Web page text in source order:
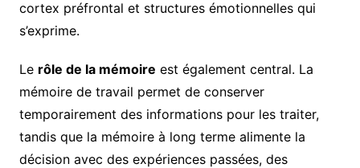
cortex préfrontal et structures émotionnelles qui
s’exprime.
Le rôle de la mémoire est également central. La
mémoire de travail permet de conserver
temporairement des informations pour les traiter,
tandis que la mémoire à long terme alimente la
décision avec des expériences passées, des